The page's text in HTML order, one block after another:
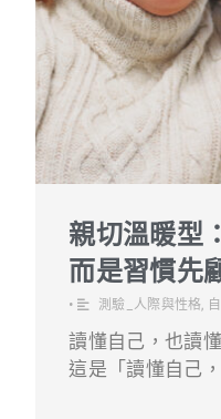
親切溫暖型
而是習慣先
• 測驗_人際與性格,
讀懂自己，也讀
這是「讀懂自己